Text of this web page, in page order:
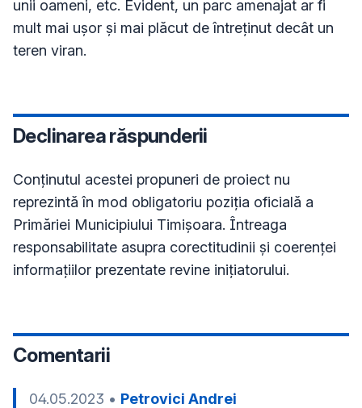
unii oameni, etc. Evident, un parc amenajat ar fi
mult mai ușor și mai plăcut de întreținut decât un
teren viran.
Declinarea răspunderii
Conţinutul acestei propuneri de proiect nu
reprezintă în mod obligatoriu poziţia oficială a
Primăriei Municipiului Timișoara. Întreaga
responsabilitate asupra corectitudinii și coerenței
informațiilor prezentate revine inițiatorului.
Comentarii
04.05.2023 • Petrovici Andrei